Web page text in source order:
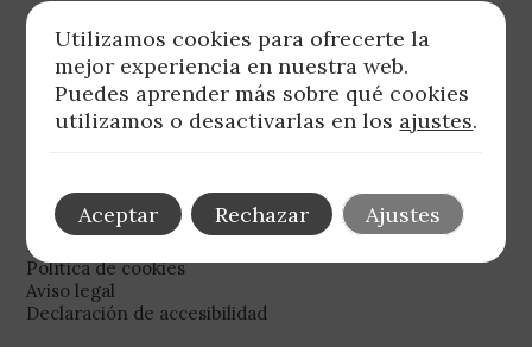
Legal
Política de privacidad
Política de cookies
Aviso legal
Declaración de accesibilidad
Utilizamos cookies para ofrecerte la
mejor experiencia en nuestra web.
Puedes aprender más sobre qué cookies
utilizamos o desactivarlas en los ajustes.
Aceptar Rechazar Ajustes